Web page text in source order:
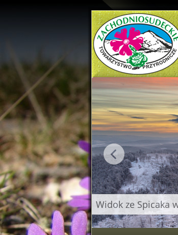
Widok ze Spicaka